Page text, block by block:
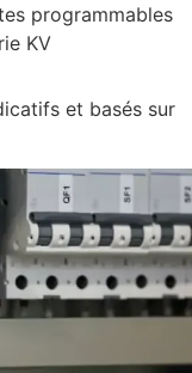
programmables
KV
et basés sur